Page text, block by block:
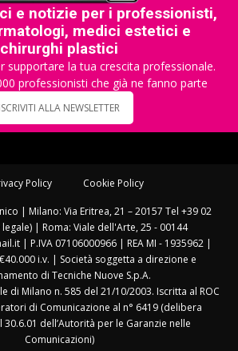
e notizie per i professionisti,
medici estetici e
chirurghi plastici
supportare la tua crescita professionale.
professionisti che già ne fanno parte
ISCRIVITI ALLA NEWSLETTER
Policy Cookie Policy
| Milano: Via Eritrea, 21 – 20157 Tel +39 02
legale) | Roma: Viale dell'Arte, 25 - 00144
| P.IVA 07106000966 | REA MI - 1935962 |
i.v. | Società soggetta a direzione e
di Tecniche Nuove S.p.A.
di Milano n. 585 del 21/10/2003. Iscritta al ROC
di Comunicazione al n° 6419 (delibera
dell’Autorità per le Garanzie nelle
Comunicazioni)